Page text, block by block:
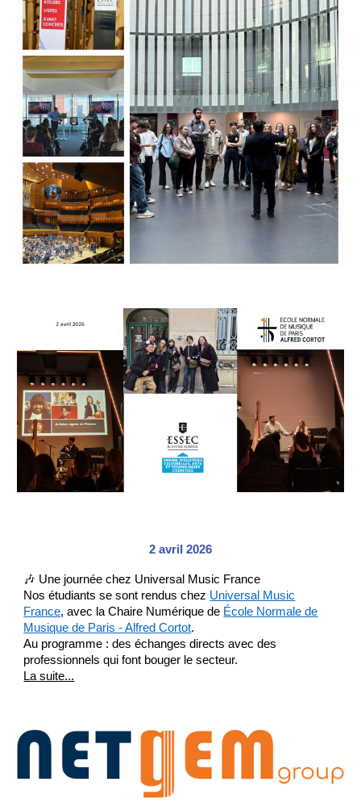
2 avril 2026
🎶 Une journée chez Universal Music France
Nos étudiants se sont rendus chez Universal Music
France, avec la Chaire Numérique de École Normale de
Musique de Paris - Alfred Cortot.
Au programme : des échanges directs avec des
professionnels qui font bouger le secteur.
La suite...